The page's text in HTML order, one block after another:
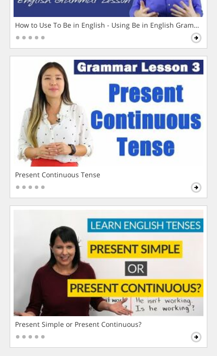
How to Use To Be in English - Using Be in English Grammar
Present Continuous Tense
Present Simple or Present Continuous?